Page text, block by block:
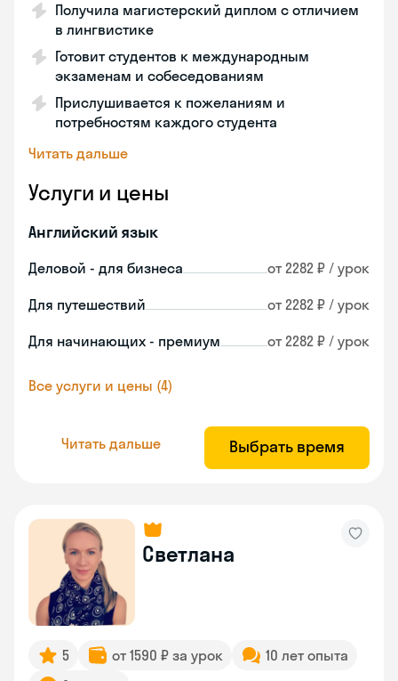
Получила магистерский диплом с отличием
в лингвистике
Готовит студентов к международным
экзаменам и собеседованиям
Прислушивается к пожеланиям и
потребностям каждого студента
Читать дальше
Услуги и цены
Английский язык
Деловой - для бизнеса от 2282 ₽ / урок
Для путешествий от 2282 ₽ / урок
Для начинающих - премиум от 2282 ₽ / урок
Все услуги и цены (4)
Читать дальше Выбрать время
Светлана
5 от 1590 ₽ за урок
10 лет опыта